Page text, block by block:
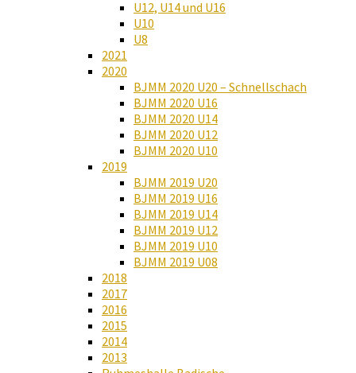
U12, U14 und U16
U10
U8
2021
2020
BJMM 2020 U20 – Schnellschach
BJMM 2020 U16
BJMM 2020 U14
BJMM 2020 U12
BJMM 2020 U10
2019
BJMM 2019 U20
BJMM 2019 U16
BJMM 2019 U14
BJMM 2019 U12
BJMM 2019 U10
BJMM 2019 U08
2018
2017
2016
2015
2014
2013